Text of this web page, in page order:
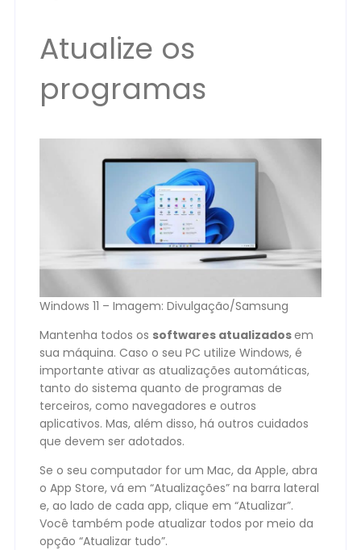
Atualize os
programas
Windows 11 – Imagem: Divulgação/Samsung
Mantenha todos os softwares atualizadosem
sua máquina. Caso o seu PC utilize Windows, é
importante ativar as atualizações automáticas,
tanto do sistema quanto de programas de
terceiros, como navegadores e outros
aplicativos. Mas, além disso, há outros cuidados
que devem ser adotados.
Se o seu computador for um Mac, da Apple, abra
o App Store, vá em “Atualizações” na barra lateral
e, ao lado de cada app, clique em “Atualizar”.
Você também pode atualizar todos por meio da
opção “Atualizar tudo”.